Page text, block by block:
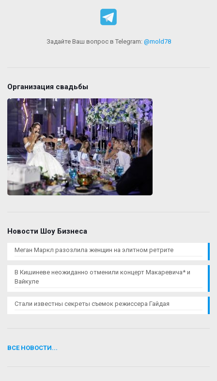
Задайте Ваш вопрос в Telegram: @mold78
Организация свадьбы
Новости Шоу Бизнеса
Меган Маркл разозлила женщин на элитном ретрите
В Кишиневе неожиданно отменили концерт Макаревича* и
Вайкуле
Стали известны секреты съемок режиссера Гайдая
ВСЕ НОВОСТИ...